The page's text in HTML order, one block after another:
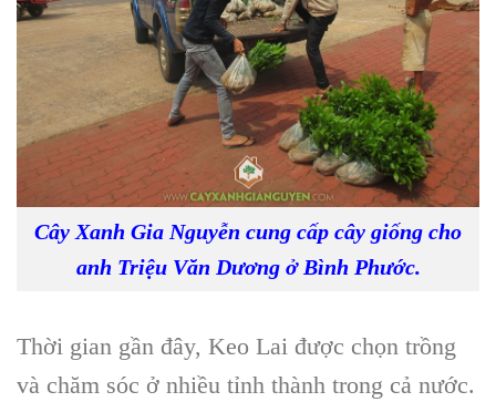
Cây Xanh Gia Nguyễn cung cấp cây giống cho
anh Triệu Văn Dương ở Bình Phước.
Thời gian gần đây, Keo Lai được chọn trồng
và chăm sóc ở nhiều tỉnh thành trong cả nước.